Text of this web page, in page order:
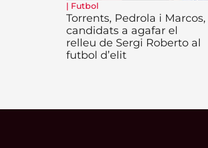
| Futbol
Torrents, Pedrola i Marcos,
candidats a agafar el
relleu de Sergi Roberto al
futbol d’elit